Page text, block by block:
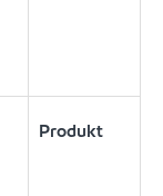
Produkt